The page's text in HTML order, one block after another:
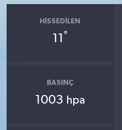
HISSEDILEN
11 °
BASINÇ
1003 hpa